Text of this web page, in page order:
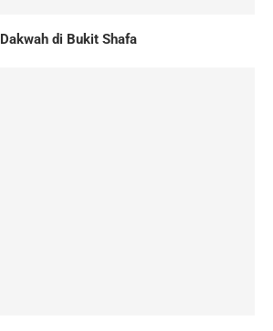
Dakwah di Bukit Shafa